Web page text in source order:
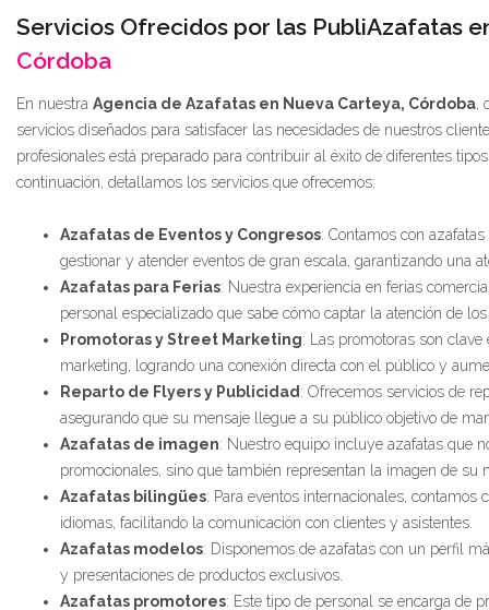
Servicios Ofrecidos por las PubliAzafatas
Córdoba
En nuestra Agencia de Azafatas en Nueva Carteya, Córdoba
servicios diseñados para satisfacer las necesidades de nuestros
profesionales está preparado para contribuir al éxito de diferentes
continuación, detallamos los servicios que ofrecemos:
Azafatas de Eventos y Congresos: Contamos con
gestionar y atender eventos de gran escala, garantizando una
Azafatas para Ferias: Nuestra experiencia en ferias
personal especializado que sabe cómo captar la atención de
Promotoras y Street Marketing: Las promotoras son
marketing, logrando una conexión directa con el público y
Reparto de Flyers y Publicidad : Ofrecemos servicios de
asegurando que su mensaje llegue a su público objetivo de
Azafatas de imagen: Nuestro equipo incluye azafatas que
promocionales, sino que también representan la imagen de su
Azafatas bilingües: Para eventos internacionales, contamos
idiomas, facilitando la comunicación con clientes y asistentes.
Azafatas modelos: Disponemos de azafatas con un perfil
y presentaciones de productos exclusivos.
Azafatas promotores: Este tipo de personal se encarga de